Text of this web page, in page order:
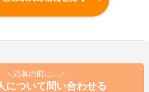
＼応募の前に…／
について問い合わせる